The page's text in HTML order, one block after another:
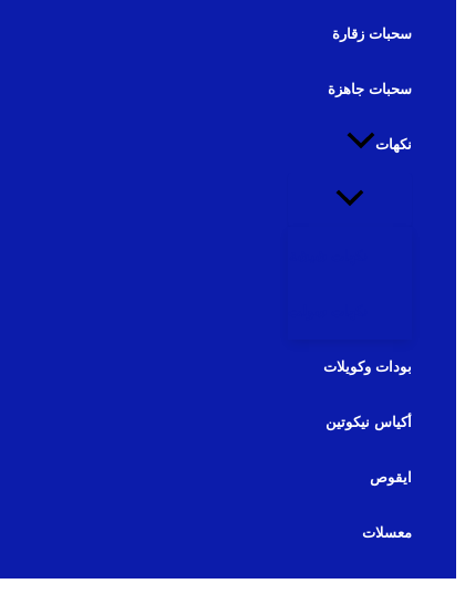
سحبات زقارة
سحبات جاهزة
نكهات
بودات وكويلات
أكياس نيكوتين
ايقوص
معسلات